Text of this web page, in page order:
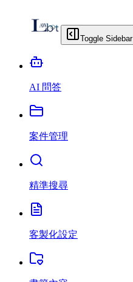
Toggle Sidebar
AI 問答
案件管理
精準搜尋
客製化設定